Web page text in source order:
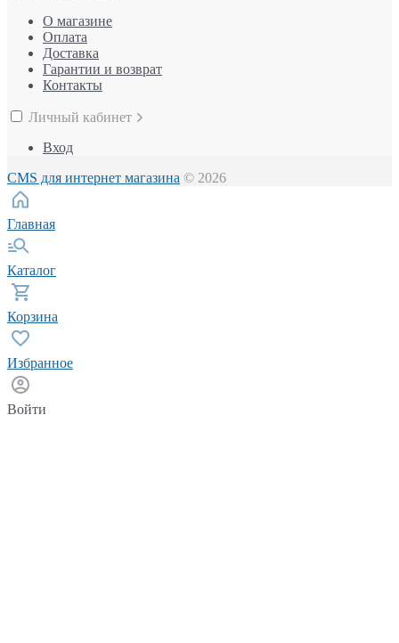
О магазине
Оплата
Доставка
Гарантии и возврат
Контакты
Личный кабинет
Вход
CMS для интернет магазина © 2026
Главная
Каталог
Корзина
Избранное
Войти